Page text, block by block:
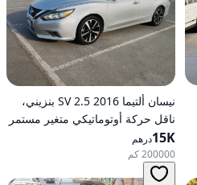
نيسان ألتيما 2016 2.5 SV بنزيني،
ناقل حركة أوتوماتيكي متغير مستمر
(CVT)، دفع أمامي15Kدرهم
200000 كم